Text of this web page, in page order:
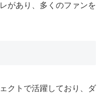
があり、多くのファンを
クトで活躍しており、ダ